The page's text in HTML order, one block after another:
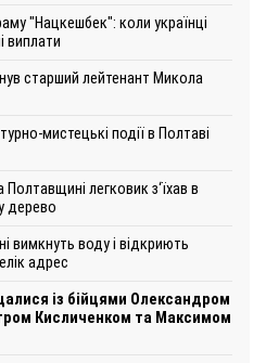
"Нацкешбек": коли українці
виплати
старший лейтенант Микола
мистецькі події в Полтаві
легковик з‘їхав в
дерево
вимкнуть воду і відкриють
адрес
із бійцями Олександром
Кисличенком та Максимом